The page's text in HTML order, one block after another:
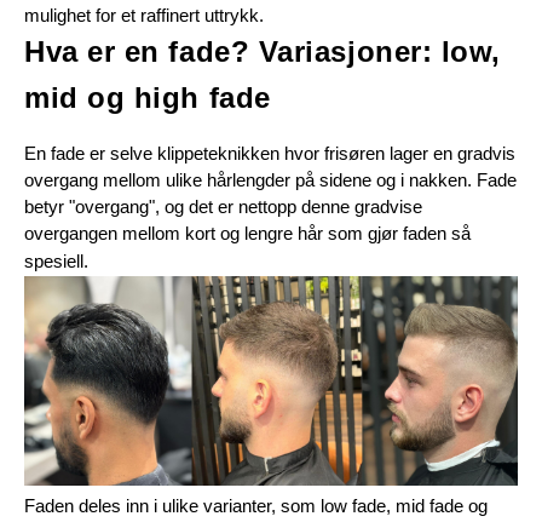
mulighet for et raffinert uttrykk.
Hva er en fade? Variasjoner: low,
mid og high fade
En fade er selve klippeteknikken hvor frisøren lager en gradvis
overgang mellom ulike hårlengder på sidene og i nakken. Fade
betyr "overgang", og det er nettopp denne gradvise
overgangen mellom kort og lengre hår som gjør faden så
spesiell.
Faden deles inn i ulike varianter, som low fade, mid fade og